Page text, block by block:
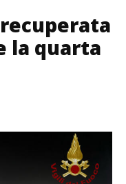
la quarta